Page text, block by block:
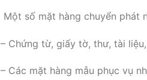
Một số mặt hàng chuyển phát
– Chứng từ, giấy tờ, thư, tài
– Các mặt hàng mẫu phục vụ